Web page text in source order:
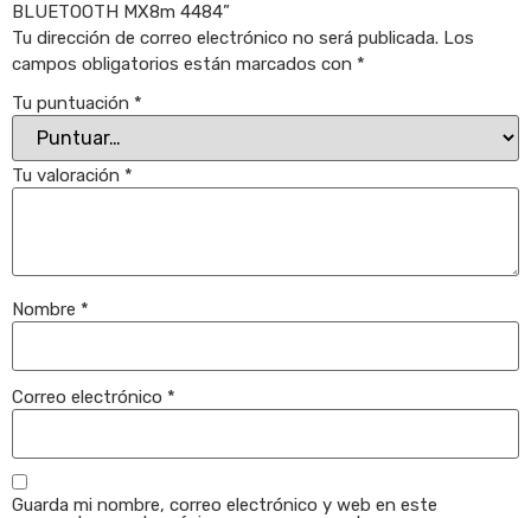
BLUETOOTH MX8m 4484”
Tu dirección de correo electrónico no será publicada. Los
campos obligatorios están marcados con *
Tu puntuación *
Tu valoración *
Nombre *
Correo electrónico *
Guarda mi nombre, correo electrónico y web en este